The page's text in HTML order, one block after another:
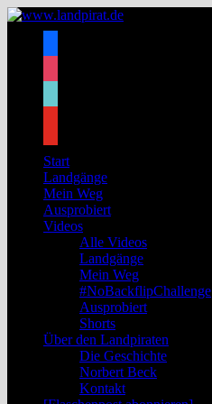
Zum
Start
Landgänge
Mein Weg
Ausprobiert
Videos
Alle Videos
Landgänge
Mein Weg
#NoBackflipChallenge
Ausprobiert
Shorts
Über den Landpiraten
Die Geschichte
Norbert Beck
Kontakt